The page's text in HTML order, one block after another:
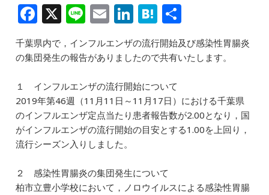
F
a
c
b
o
o
k
X Li
e
E
m
ai
l
Li
n
k
dI
n
H
at
e
n
a
有
千葉県内で，インフルエンザの流行開始及び感染性胃腸炎
の集団発生の報告がありましたので共有いたします。
１ インフルエンザの流行開始について
2019年第46週（11月11日～11月17日）における千葉県
のインフルエンザ定点当たり患者報告数が2.00となり，国
がインフルエンザの流行開始の目安とする1.00を上回り，
流行シーズン入りしました。
２ 感染性胃腸炎の集団発生について
柏市立豊小学校において，ノロウイルスによる感染性胃腸